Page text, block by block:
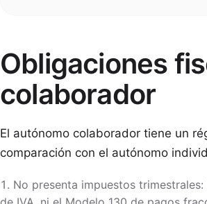
Obligaciones
colaborador
El autónomo colaborador tiene un
comparación con el autónomo
No presenta impuestos